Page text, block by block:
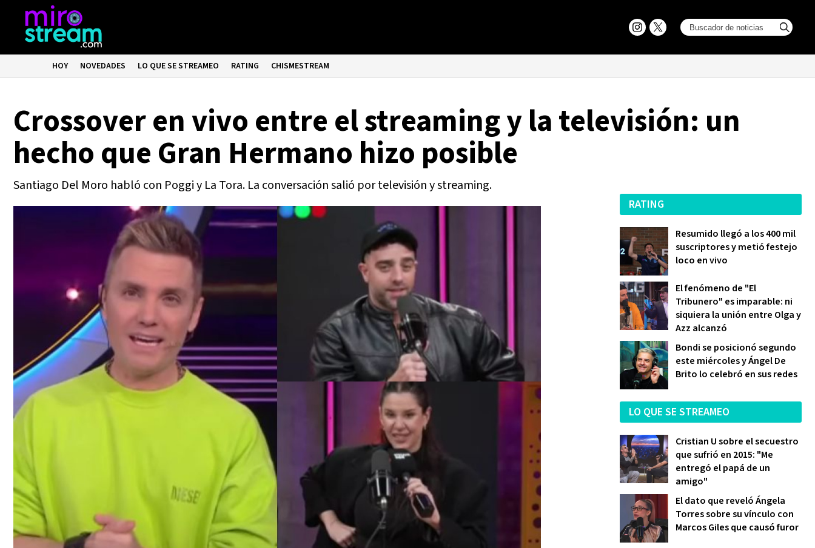
HOY NOVEDADES LO QUE SE STREAMEO RATING CHISMESTREAM
Crossover en vivo entre el streaming y la televisión: un
hecho que Gran Hermano hizo posible
Santiago Del Moro habló con Poggi y La Tora. La conversación salió por televisión y streaming.
RATING
Resumido llegó a los 400 mil
suscriptores y metió festejo
loco en vivo
El fenómeno de "El
Tribunero" es imparable: ni
siquiera la unión entre Olga y
Azz alcanzó
Bondi se posicionó segundo
este miércoles y Ángel De
Brito lo celebró en sus redes
LO QUE SE STREAMEO
Cristian U sobre el secuestro
que sufrió en 2015: "Me
entregó el papá de un
amigo"
El dato que reveló Ángela
Torres sobre su vínculo con
Marcos Giles que causó furor